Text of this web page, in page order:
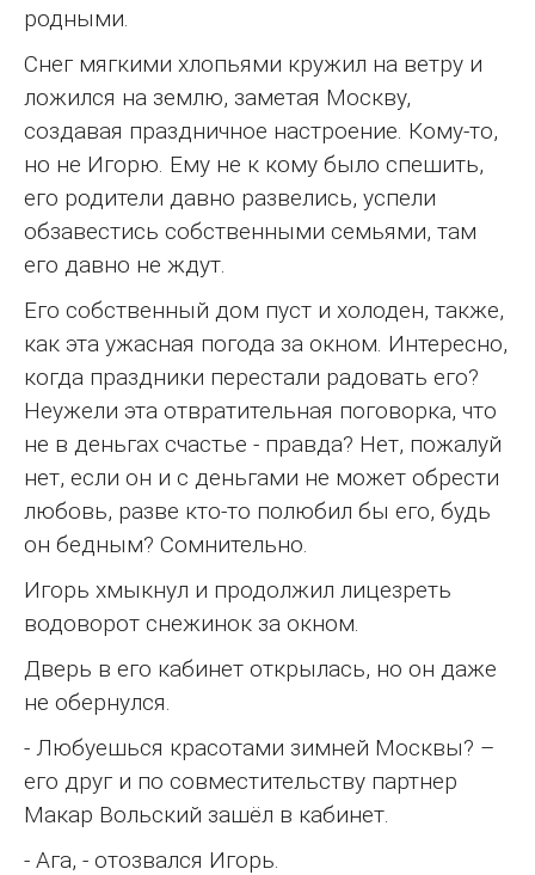
родными.
Снег мягкими хлопьями кружил на ветру и
ложился на землю, заметая Москву,
создавая праздничное настроение. Кому-то,
но не Игорю. Ему не к кому было спешить,
его родители давно развелись, успели
обзавестись собственными семьями, там
его давно не ждут.
Его собственный дом пуст и холоден, также,
как эта ужасная погода за окном. Интересно,
когда праздники перестали радовать его?
Неужели эта отвратительная поговорка, что
не в деньгах счастье - правда? Нет, пожалуй
нет, если он и с деньгами не может обрести
любовь, разве кто-то полюбил бы его, будь
он бедным? Сомнительно.
Игорь хмыкнул и продолжил лицезреть
водоворот снежинок за окном.
Дверь в его кабинет открылась, но он даже
не обернулся.
- Любуешься красотами зимней Москвы? –
его друг и по совместительству партнер
Макар Вольский зашёл в кабинет.
- Ага, - отозвался Игорь.